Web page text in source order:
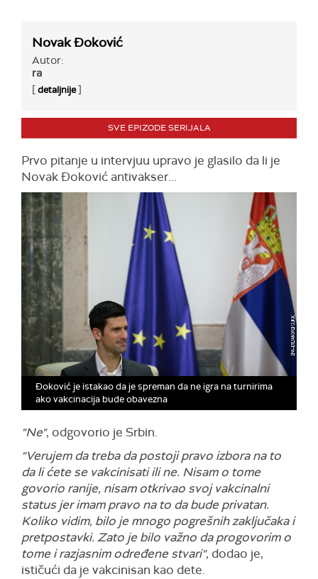
Novak Đoković
Autor:
ra
[detaljnije]
SVE EPIZODE SERIJALA
Prvo pitanje u intervjuu upravo je glasilo da li je
Novak Đoković antivakser...
Đoković je istakao da je spreman da ne igra na turnirima
ako vakcinacija bude obavezna
"Ne", odgovorio je Srbin.
"Verujem da treba da postoji pravo izbora na to
da li ćete se vakcinisati ili ne. Nisam o tome
govorio ranije, nisam otkrivao svoj vakcinalni
status jer imam pravo na to da bude privatan.
Koliko vidim, bilo je mnogo pogrešnih zaključaka i
pretpostavki. Zato je bilo važno da progovorim o
tome i razjasnim određene stvari", dodao je,
ističući da je vakcinisan kao dete.